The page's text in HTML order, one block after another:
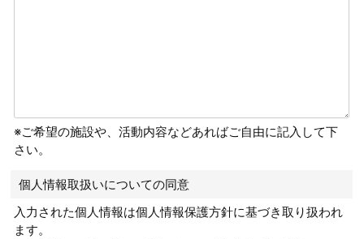
※ご希望の施設や、活動内容などあればご自由に記入して下
さい。
個人情報取扱いについての同意
入力された個人情報は個人情報保護方針に基づき取り扱われ
ます。